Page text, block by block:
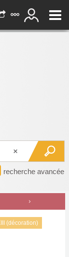
recherche avancée
(décoration)